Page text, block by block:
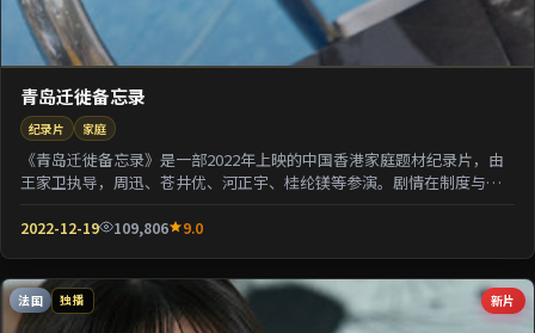
青岛迁徙备忘录
纪录片 家庭
《青岛迁徙备忘录》是一部2022年上映的中国香港家庭题材纪录片，由
王家卫执导，周迅、苍井优、河正宇、桂纶镁等参演。剧情在制度与人
2022-12-19 109,806 9.0
新片
法国 独播